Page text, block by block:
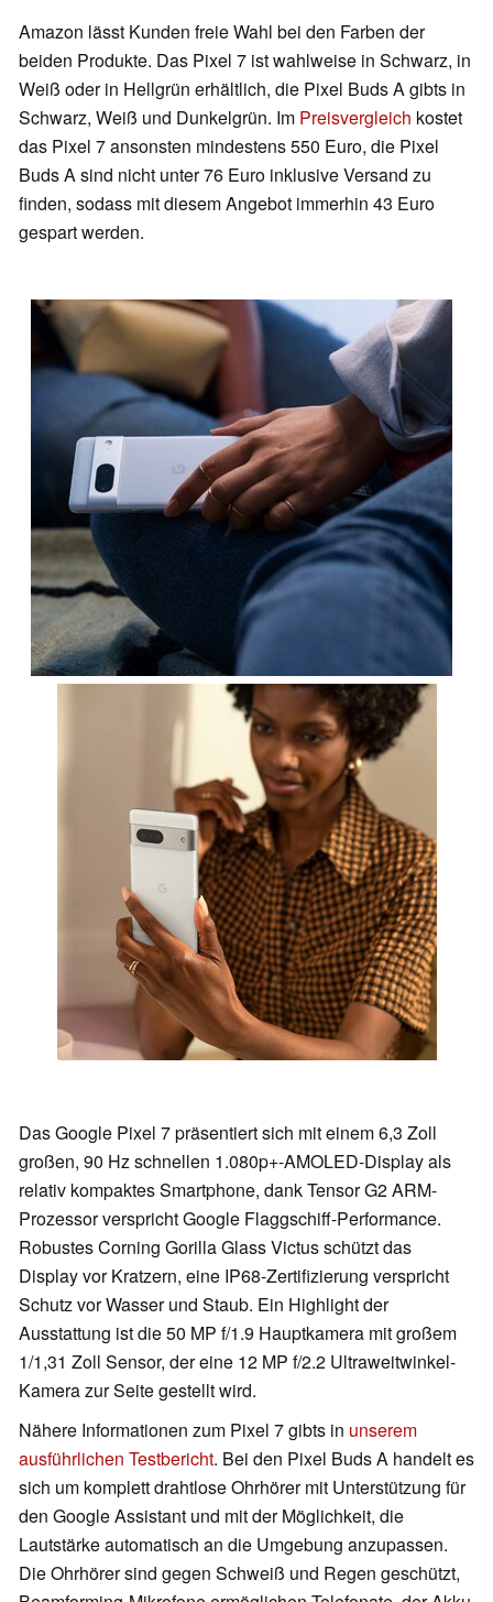
Amazon lässt Kunden freie Wahl bei den Farben der
beiden Produkte. Das Pixel 7 ist wahlweise in Schwarz, in
Weiß oder in Hellgrün erhältlich, die Pixel Buds A gibts in
Schwarz, Weiß und Dunkelgrün. Im Preisvergleich kostet
das Pixel 7 ansonsten mindestens 550 Euro, die Pixel
Buds A sind nicht unter 76 Euro inklusive Versand zu
finden, sodass mit diesem Angebot immerhin 43 Euro
gespart werden.
Das Google Pixel 7 präsentiert sich mit einem 6,3 Zoll
großen, 90 Hz schnellen 1.080p+-AMOLED-Display als
relativ kompaktes Smartphone, dank Tensor G2 ARM-
Prozessor verspricht Google Flaggschiff-Performance.
Robustes Corning Gorilla Glass Victus schützt das
Display vor Kratzern, eine IP68-Zertifizierung verspricht
Schutz vor Wasser und Staub. Ein Highlight der
Ausstattung ist die 50 MP f/1.9 Hauptkamera mit großem
1/1,31 Zoll Sensor, der eine 12 MP f/2.2 Ultraweitwinkel-
Kamera zur Seite gestellt wird.
Nähere Informationen zum Pixel 7 gibts in unserem
ausführlichen Testbericht. Bei den Pixel Buds A handelt es
sich um komplett drahtlose Ohrhörer mit Unterstützung für
den Google Assistant und mit der Möglichkeit, die
Lautstärke automatisch an die Umgebung anzupassen.
Die Ohrhörer sind gegen Schweiß und Regen geschützt,